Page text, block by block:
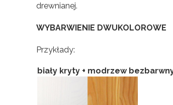
drewnianej.
WYBARWIENIE DWUKOLOROWE
Przykłady:
biały kryty + modrzew